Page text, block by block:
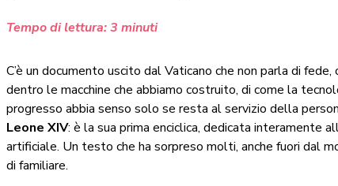
Tempo di lettura:3 minuti
C’è un documento uscito dal Vaticano che non parla di
dentro le macchine che abbiamo costruito, di come la
progresso abbia senso solo se resta al servizio della
Leone XIV: è la sua prima enciclica, dedicata interamente
artificiale. Un testo che ha sorpreso molti, anche fuori dal
di familiare.